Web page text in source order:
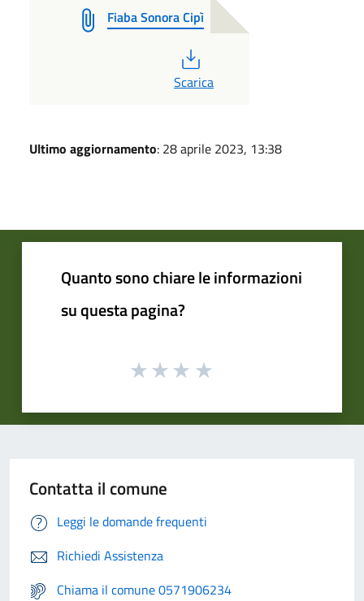
Fiaba Sonora Cipì
Scarica
Ultimo aggiornamento: 28 aprile 2023, 13:38
Quanto sono chiare le informazioni
su questa pagina?
Contatta il comune
Leggi le domande frequenti
Richiedi Assistenza
Chiama il comune 0571906234